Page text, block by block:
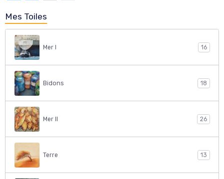
Mes Toiles
Mer I 16
Bidons 18
Mer II 26
Terre 13